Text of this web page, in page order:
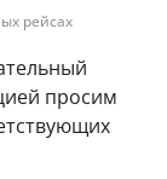
рейсах
просим